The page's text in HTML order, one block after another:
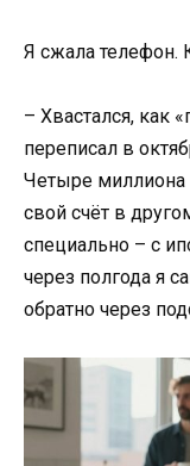
Я сжала телефон.
– Хвастался, как
переписал в
Четыре миллиона
свой счёт в
специально – с
через полгода я
обратно через